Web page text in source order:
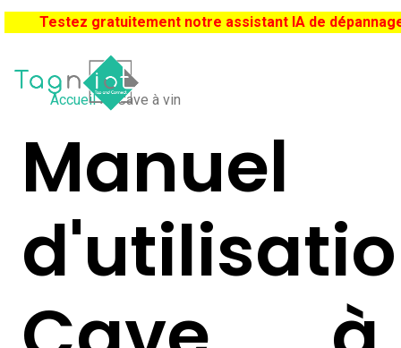
Testez gratuitement notre assistant IA de
Accueil Cave à vin
Manuel